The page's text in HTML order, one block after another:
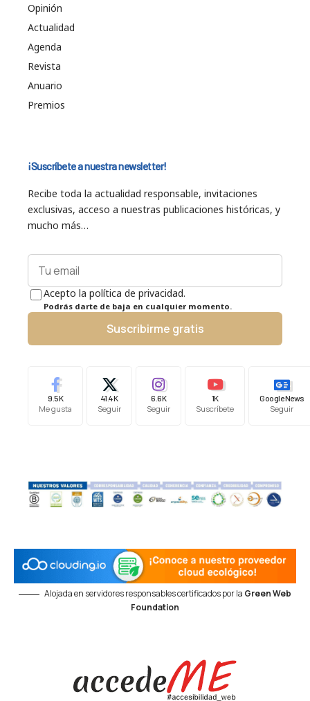
Opinión
Actualidad
Agenda
Revista
Anuario
Premios
¡Suscríbete a nuestra newsletter!
Recibe toda la actualidad responsable, invitaciones
exclusivas, acceso a nuestras publicaciones históricas, y
mucho más…
Acepto la política de privacidad.
Podrás darte de baja en cualquier momento.
Suscribirme gratis
9.5K
Me gusta
41.4K
Seguir
6.6K
Seguir
1K
Suscríbete
Google News
Seguir
Alojada en servidores responsables certificados por la Green Web
Foundation